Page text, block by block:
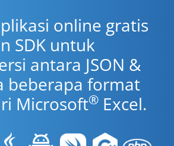
online gratis
SDK untuk
antara JSON &
beberapa format
Microsoft® Excel.